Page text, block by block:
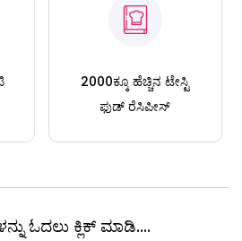
2000ಕ್ಕೂ ಹೆಚ್ಚಿನ ಟೇಸ್ಟಿ
ಫುಡ್ ರೆಸಿಪೀಸ್
ಓದಲು ಕ್ಲಿಕ್ ಮಾಡಿ....